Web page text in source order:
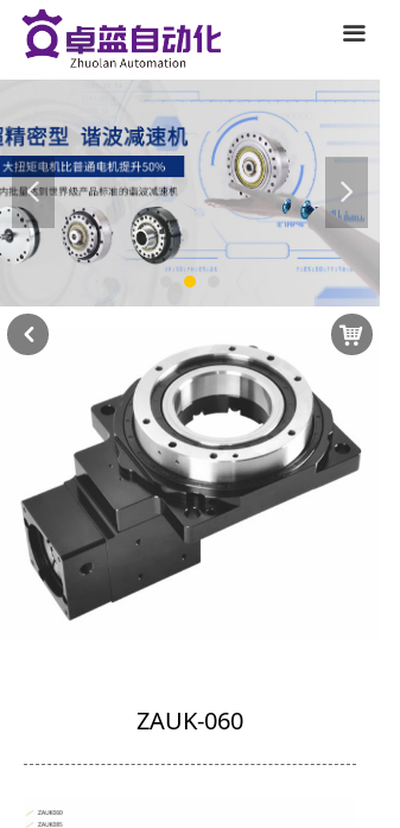
넳 넲
끀
ZAUK-060
낙
낒